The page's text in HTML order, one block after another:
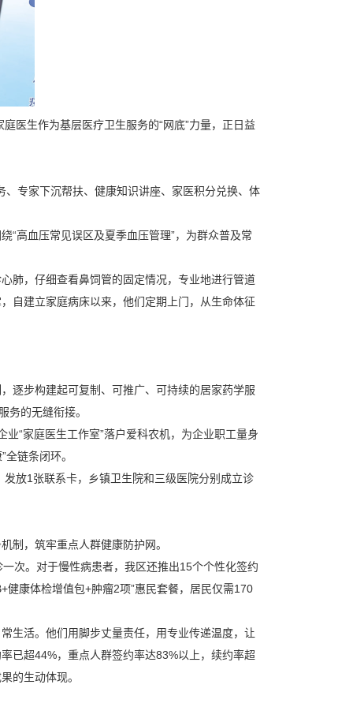
医生作为基层医疗卫生服务的“网底”力量，正日益
专家下沉帮扶、健康知识讲座、家医积分兑换、体
“高血压常见误区及夏季血压管理”，为群众普及常
肺，仔细查看鼻饲管的固定情况，专业地进行管道
自建立家庭病床以来，他们定期上门，从生命体征
逐步构建起可复制、可推广、可持续的居家药学服
务的无缝衔接。
“家庭医生工作室”落户爱科农机，为企业职工量身
链条闭环。
放1张联系卡，乡镇卫生院和三级医院分别成立诊
制，筑牢重点人群健康防护网。
次。对于慢性病患者，我区还推出15个个性化签约
康体检增值包+肿瘤2项”惠民套餐，居民仅需170
生活。他们用脚步丈量责任，用专业传递温度，让
已超44%，重点人群签约率达83%以上，续约率超
的生动体现。